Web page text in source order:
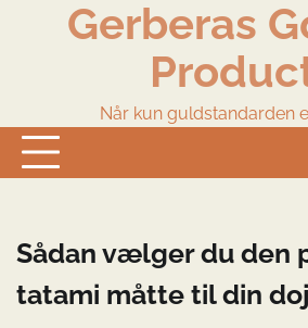
Gerberas
Når kun guldstandarden
Sådan vælger du den
tatami måtte til din